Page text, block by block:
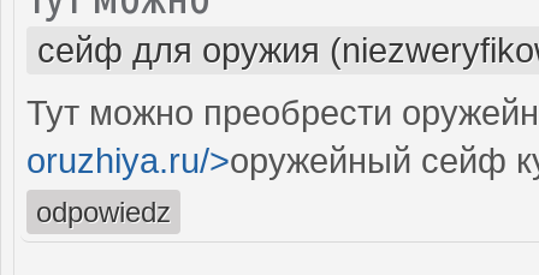
сейф для оружия
Тут можно преобрести
oruzhiya.ru/>оружейный сейф
odpowiedz